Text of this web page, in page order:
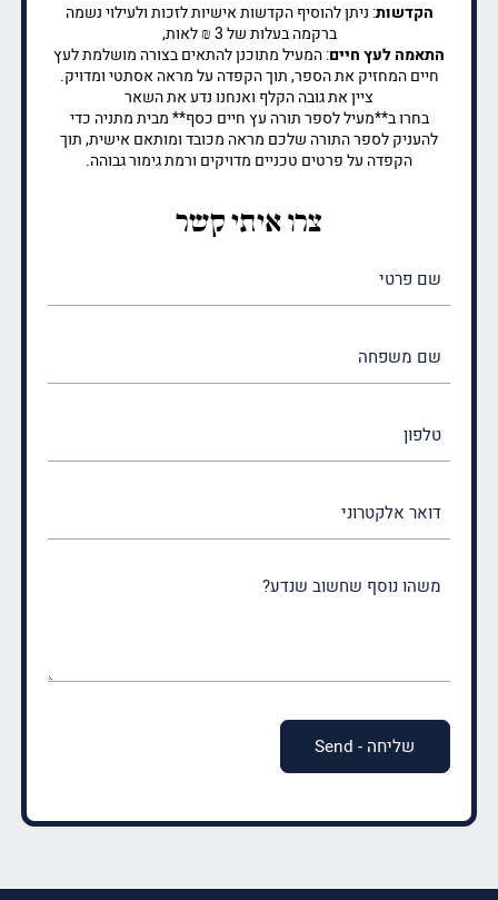
הקדשות: ניתן להוסיף הקדשות אישיות לזכות ולעילוי נשמה
ברקמה בעלות של 3 ₪ לאות,
התאמה לעץ חיים: המעיל מתוכנן להתאים בצורה מושלמת לעץ
חיים המחזיק את הספר, תוך הקפדה על מראה אסתטי ומדויק.
ציין את גובה הקלף ואנחנו נדע את השאר
בחרו ב**מעיל לספר תורה עץ חיים כסף** מבית מתניה כדי
להעניק לספר התורה שלכם מראה מכובד ומותאם אישית, תוך
הקפדה על פרטים טכניים מדויקים ורמת גימור גבוהה.
צרו איתי קשר
(חובה)
(חובה)